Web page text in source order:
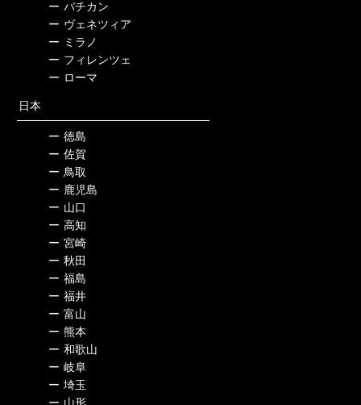
ー バチカン
ー ヴェネツィア
ー ミラノ
ー フィレンツェ
ー ローマ
日本
ー 徳島
ー 佐賀
ー 鳥取
ー 鹿児島
ー 山口
ー 高知
ー 宮崎
ー 秋田
ー 福島
ー 福井
ー 富山
ー 熊本
ー 和歌山
ー 岐阜
ー 埼玉
ー 山形